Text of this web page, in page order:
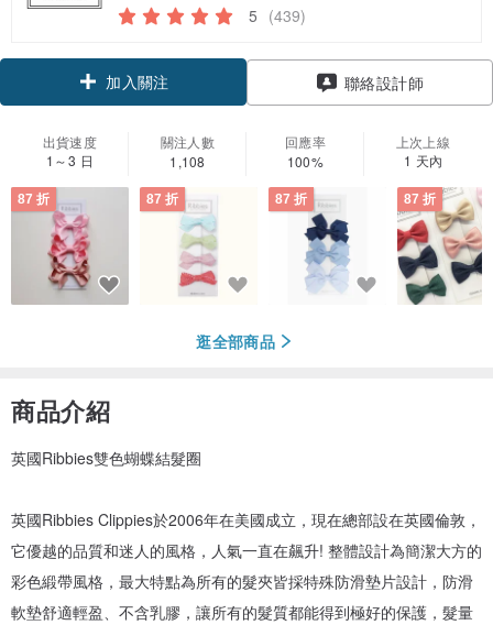
5 (439)
加入關注 聯絡設計師
出貨速度
1～3 日
關注人數
1,108
回應率
100%
上次上線
1 天內
87 折 87 折 87 折 87 折
逛全部商品
商品介紹
英國Ribbies雙色蝴蝶結髮圈
英國Ribbies Clippies於2006年在美國成立，現在總部設在英國倫敦，
它優越的品質和迷人的風格，人氣一直在飆升! 整體設計為簡潔大方的
彩色緞帶風格，最大特點為所有的髮夾皆採特殊防滑墊片設計，防滑
軟墊舒適輕盈、不含乳膠，讓所有的髮質都能得到極好的保護，髮量